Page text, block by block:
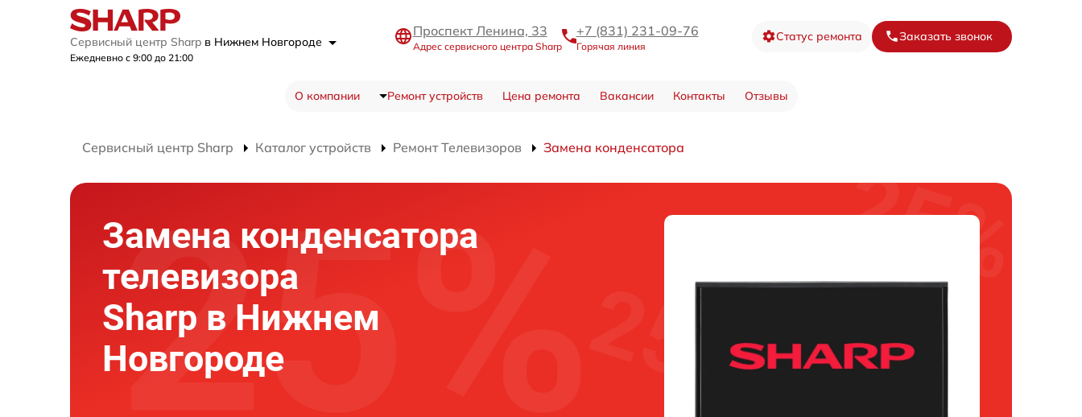
Сервисный центр Sharp в Нижнем Новгороде
Ежедневно с 9:00 до 21:00
Проспект Ленина, 33
Адрес сервисного центра Sharp
+7 (831) 231-09-76
Горячая линия
Статус ремонта Заказать звонок
О компании Ремонт устройств Цена ремонта Вакансии Контакты Отзывы
Сервисный центр Sharp Каталог устройств Ремонт Телевизоров Замена конденсатора
Замена конденсатора
телевизора
Sharp в Нижнем
Новгороде